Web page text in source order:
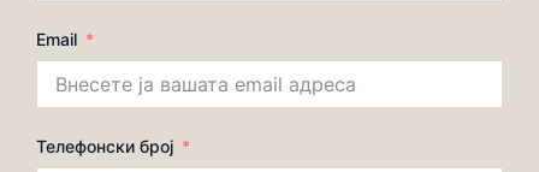
Email
Телефонски број